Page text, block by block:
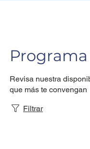
Revisa nuestra
que más te convengan
Filtrar